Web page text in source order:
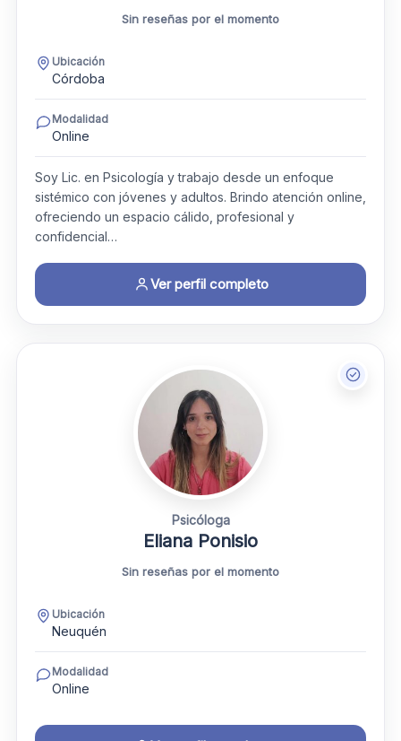
Sin reseñas por el momento
Ubicación
Córdoba
Modalidad
Online
Soy Lic. en Psicología y trabajo desde un enfoque
sistémico con jóvenes y adultos. Brindo atención online,
ofreciendo un espacio cálido, profesional y
confidencial…
Ver perfil completo
Psicóloga
Eliana Ponisio
Sin reseñas por el momento
Ubicación
Neuquén
Modalidad
Online